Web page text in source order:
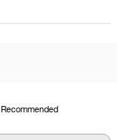
Recommended